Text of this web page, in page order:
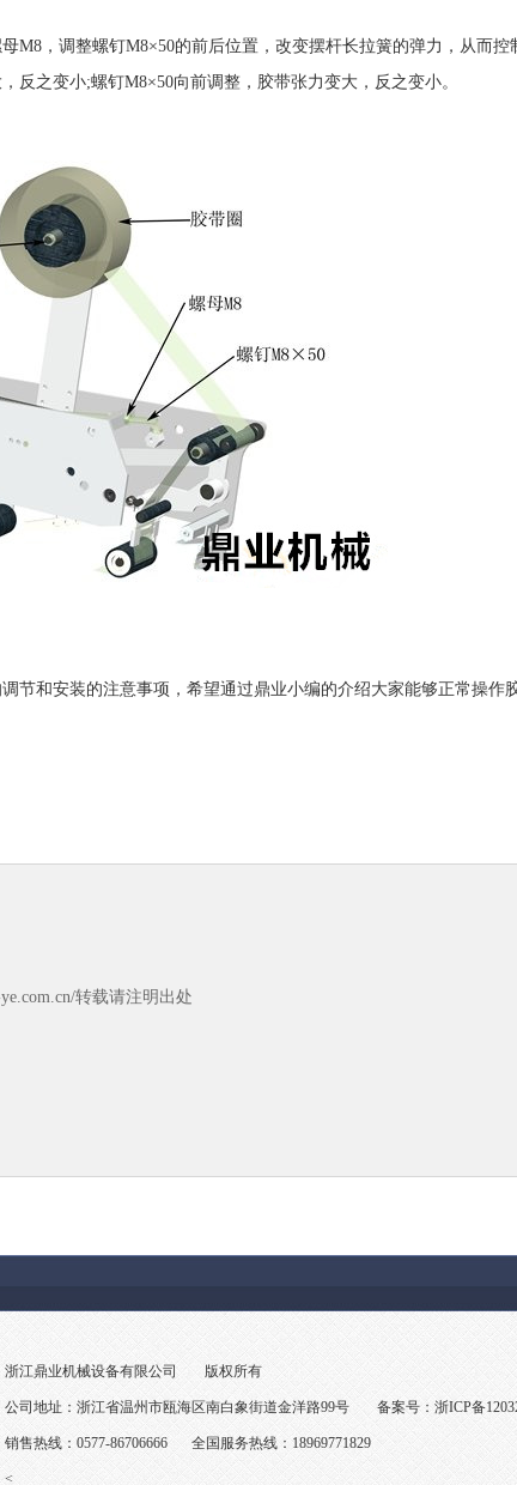
M8，调整螺钉M8×50的前后位置，改变摆杆长拉簧的弹力，从而控
反之变小;螺钉M8×50向前调整，胶带张力变大，反之变小。
节和安装的注意事项，希望通过鼎业小编的介绍大家能够正常操作
转载请注明出处
浙江鼎业机械设备有限公司 版权所有
公司地址：浙江省温州市瓯海区南白象街道金洋路99号 备案号： 浙ICP备
销售热线：0577-86706666 全国服务热线：18969771829
<